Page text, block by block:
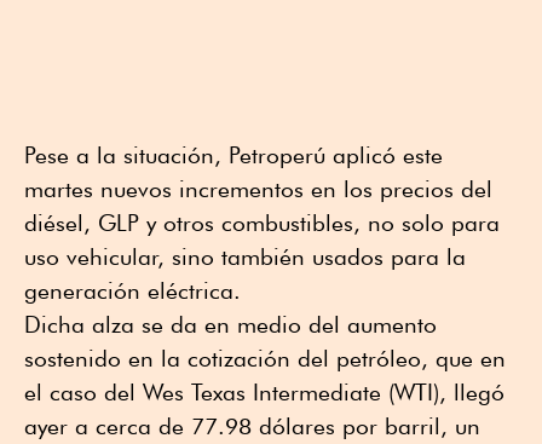
Pese a la situación, Petroperú aplicó este
martes nuevos incrementos en los precios del
diésel, GLP y otros combustibles, no solo para
uso vehicular, sino también usados para la
generación eléctrica.
Dicha alza se da en medio del aumento
sostenido en la cotización del petróleo, que en
el caso del Wes Texas Intermediate (WTI), llegó
ayer a cerca de 77.98 dólares por barril, un